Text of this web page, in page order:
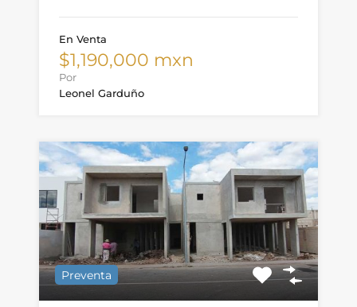
En Venta
$1,190,000 mxn
Por
Leonel Garduño
Preventa